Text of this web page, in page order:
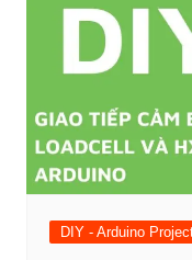
DIY - Arduino